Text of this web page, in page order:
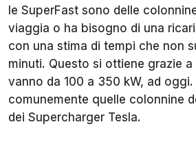
le SuperFast sono delle
viaggia o ha bisogno di una
con una stima di tempi che non
minuti. Questo si ottiene grazie
vanno da 100 a 350 kW, ad
comunemente quelle colonnine
dei Supercharger Tesla.